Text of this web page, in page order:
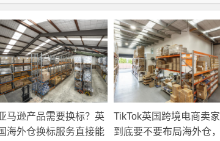
马逊产品需要换标？英
海外仓换标服务直接能
TikTok英国跨境电商卖家
到底要不要布局海外仓，